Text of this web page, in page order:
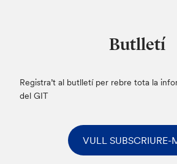
Butlletí
Registra’t al butlletí per rebre tota la
del GIT
VULL SUBSCRIURE-